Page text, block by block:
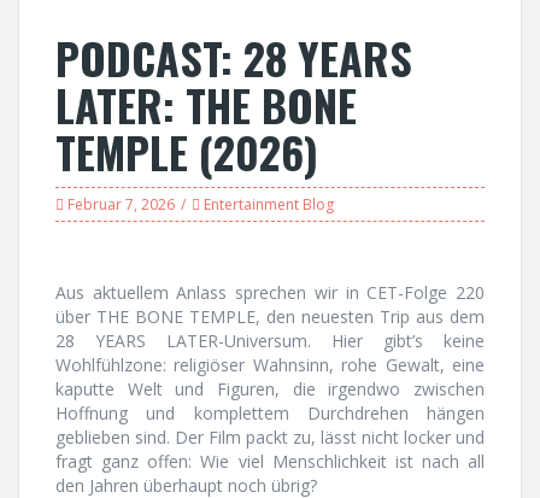
PODCAST: 28 YEARS
LATER: THE BONE
TEMPLE (2026)
Februar 7, 2026 Entertainment Blog
Aus aktuellem Anlass sprechen wir in CET-Folge 220
über THE BONE TEMPLE, den neuesten Trip aus dem
28 YEARS LATER-Universum. Hier gibt’s keine
Wohlfühlzone: religiöser Wahnsinn, rohe Gewalt, eine
kaputte Welt und Figuren, die irgendwo zwischen
Hoffnung und komplettem Durchdrehen hängen
geblieben sind. Der Film packt zu, lässt nicht locker und
fragt ganz offen: Wie viel Menschlichkeit ist nach all
den Jahren überhaupt noch übrig?